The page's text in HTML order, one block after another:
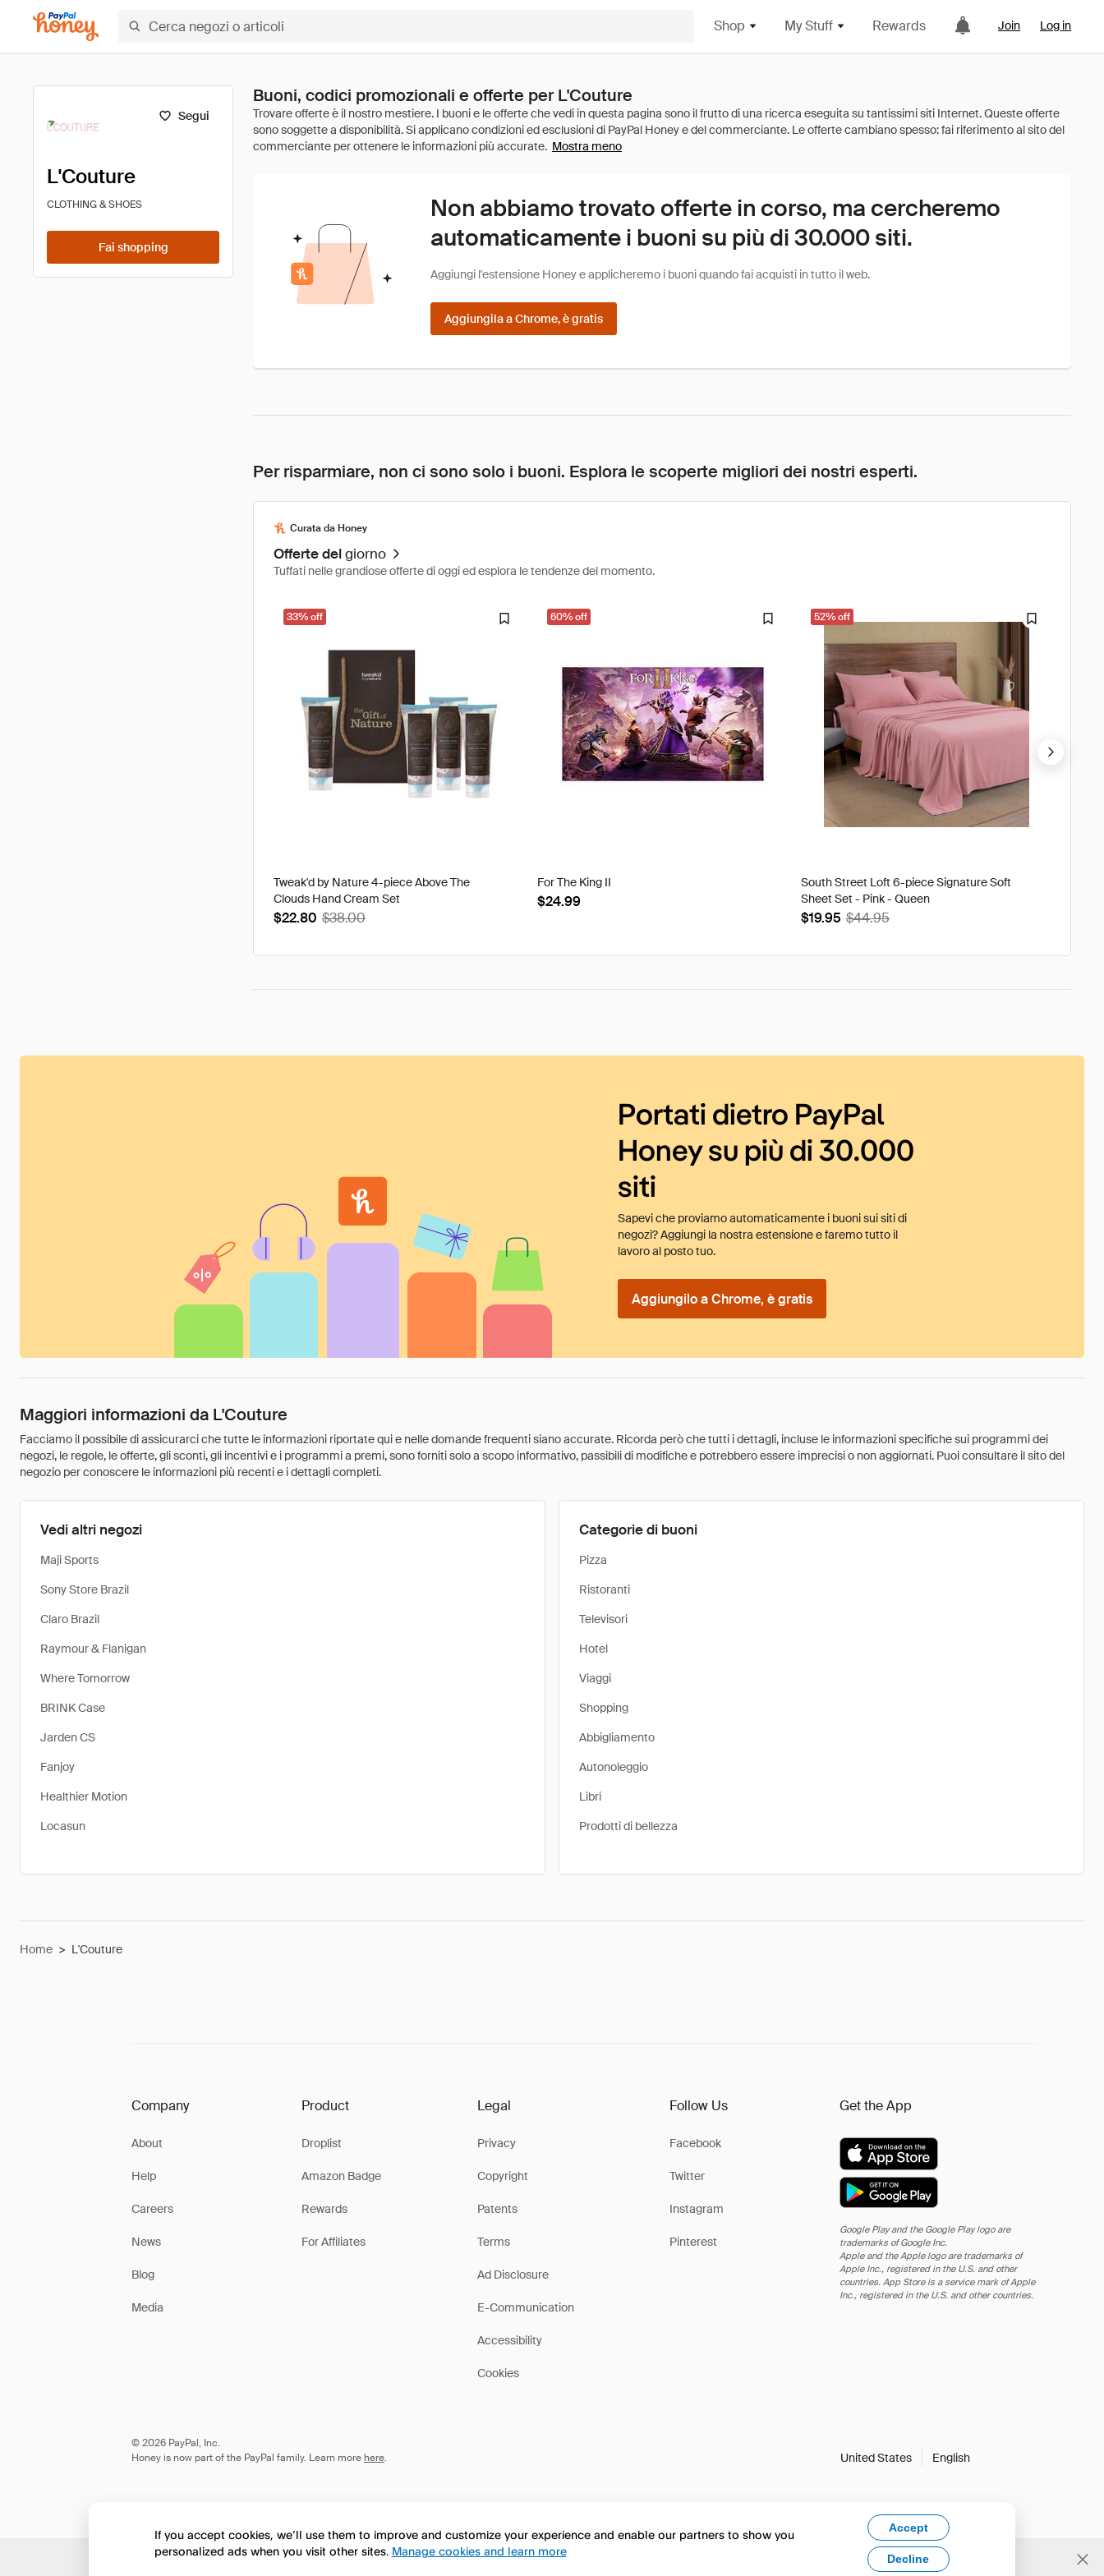
Shop My Stuff Rewards Join Log in
Segui
L'Couture
CLOTHING & SHOES
Fai shopping
Buoni, codici promozionali e offerte per L'Couture
Mostra meno
Non abbiamo trovato offerte in corso, ma cercheremo
automaticamente i buoni su più di 30.000 siti.
Aggiungi l'estensione Honey e applicheremo i buoni quando fai acquisti in tutto il web.
Aggiungila a Chrome, è gratis
Per risparmiare, non ci sono solo i buoni. Esplora le scoperte migliori dei nostri esperti.
Curata da Honey
Offerte delgiorno
Tuffati nelle grandiose offerte di oggi ed esplora le tendenze del momento.
33% off
Tweak'd by Nature 4-piece Above The
Clouds Hand Cream Set
$22.80 $38.00
60% off
For The King II
$24.99
52% off
South Street Loft 6-piece Signature Soft
Sheet Set - Pink - Queen
$19.95 $44.95
Portati dietro PayPal
Honey su più di 30.000
siti
Sapevi che proviamo automaticamente i buoni sui siti di
negozi? Aggiungi la nostra estensione e faremo tutto il
lavoro al posto tuo.
Aggiungilo a Chrome, è gratis
Maggiori informazioni da L'Couture
Facciamo il possibile di assicurarci che tutte le informazioni riportate qui e nelle domande frequenti siano accurate. Ricorda però che tutti i dettagli, incluse le informazioni specifiche sui programmi dei
negozi, le regole, le offerte, gli sconti, gli incentivi e i programmi a premi, sono forniti solo a scopo informativo, passibili di modifiche e potrebbero essere imprecisi o non aggiornati. Puoi consultare il sito del
negozio per conoscere le informazioni più recenti e i dettagli completi.
Vedi altri negozi
Maji Sports
Sony Store Brazil
Claro Brazil
Raymour & Flanigan
Where Tomorrow
BRINK Case
Jarden CS
Fanjoy
Healthier Motion
Locasun
Categorie di buoni
Pizza
Ristoranti
Televisori
Hotel
Viaggi
Shopping
Abbigliamento
Autonoleggio
Libri
Prodotti di bellezza
Home > L'Couture
Company
About
Help
Careers
News
Blog
Media
Product
Droplist
Amazon Badge
Rewards
For Affiliates
Legal
Privacy
Copyright
Patents
Terms
Ad Disclosure
E-Communication
Accessibility
Cookies
Follow Us
Facebook
Twitter
Instagram
Pinterest
Get the App
Google Play and the Google Play logo are
trademarks of Google Inc.
Apple and the Apple logo are trademarks of
Apple Inc., registered in the U.S. and other
countries. App Store is a service mark of Apple
Inc., registered in the U.S. and other countries.
© 2026 PayPal, Inc.
Honey is now part of the PayPal family. Learn more here. United States English
If you accept cookies, we’ll use them to improve and customize your experience and enable our partners to show you
personalized ads when you visit other sites. Manage cookies and learn more
Accept
Decline